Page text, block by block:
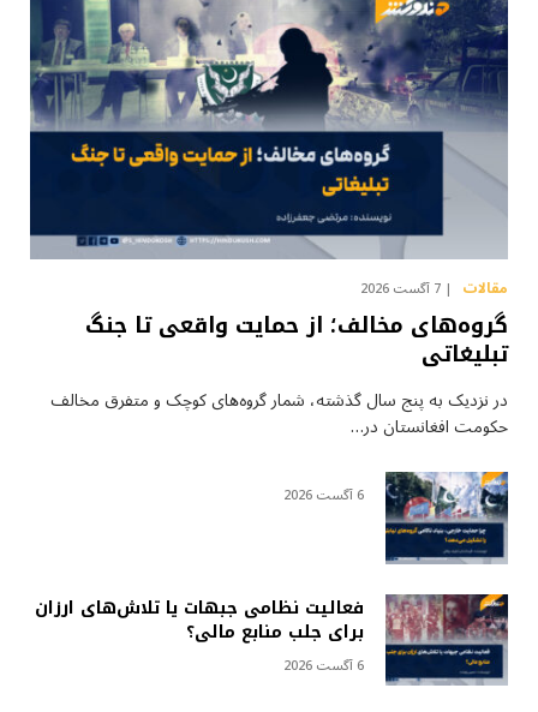
مقالات 7 آگست 2026
گروه‌های مخالف؛ از حمایت واقعی تا جنگ
تبلیغاتی
در نزدیک به پنج سال گذشته، شمار گروه‌های کوچک و متفرق مخالف
حکومت افغانستان در…
6 آگست 2026
فعالیت نظامی جبهات یا تلاش‌های ارزان
برای جلب منابع مالی؟
6 آگست 2026